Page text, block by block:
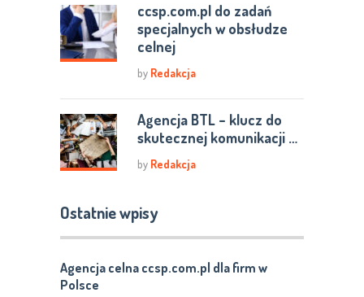
ccsp.com.pl do zadań
specjalnych w obsłudze
celnej
by Redakcja
Agencja BTL – klucz do
skutecznej komunikacji …
by Redakcja
Ostatnie wpisy
Agencja celna ccsp.com.pl dla firm w
Polsce